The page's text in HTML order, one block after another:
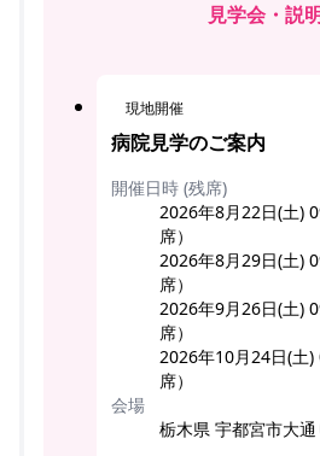
見学会・説
現地開催
病院見学のご案内
開催日時 (残席)
2026年8月22日(土)
席）
2026年8月29日(土)
席）
2026年9月26日(土)
席）
2026年10月24日(土
席）
会場
栃木県 宇都宮市大